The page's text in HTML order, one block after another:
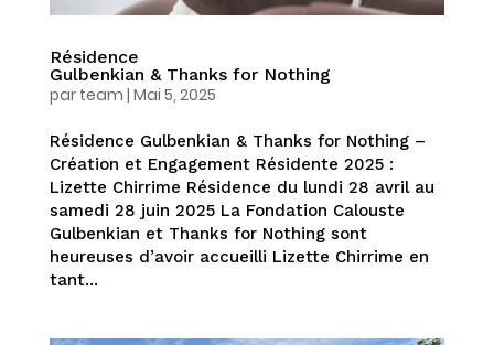
Résidence
Gulbenkian & Thanks for Nothing
par team | Mai 5, 2025
Résidence Gulbenkian & Thanks for Nothing –
Création et Engagement Résidente 2025 :
Lizette Chirrime Résidence du lundi 28 avril au
samedi 28 juin 2025 La Fondation Calouste
Gulbenkian et Thanks for Nothing sont
heureuses d’avoir accueilli Lizette Chirrime en
tant...